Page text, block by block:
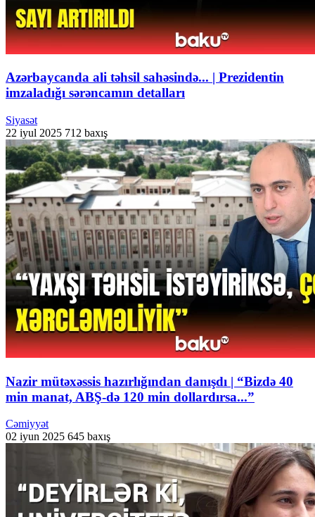
Azərbaycanda ali təhsil sahəsində... | Prezidentin
imzaladığı sərəncamın detalları
Siyasət
22 iyul 2025 712 baxış
Nazir mütəxəssis hazırlığından danışdı | “Bizdə 40
min manat, ABŞ-də 120 min dollardırsa...”
Cəmiyyət
02 iyun 2025 645 baxış